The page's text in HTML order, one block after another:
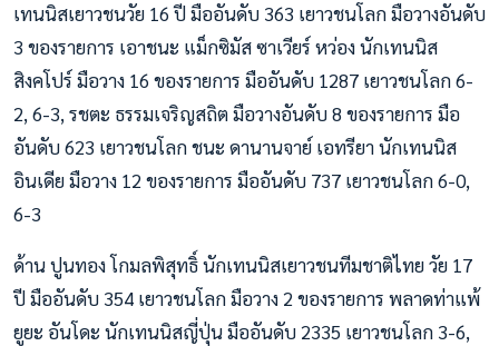
เทนนิสเยาวชนวัย 16 ปี มืออันดับ 363 เยาวชนโลก มือวางอันดับ
3 ของรายการ เอาชนะ แม็กซิมัส ซาเวียร์ หว่อง นักเทนนิส
สิงคโปร์ มือวาง 16 ของรายการ มืออันดับ 1287 เยาวชนโลก 6-
2, 6-3, รชตะ ธรรมเจริญสถิต มือวางอันดับ 8 ของรายการ มือ
อันดับ 623 เยาวชนโลก ชนะ ดานานจาย์ เอทรียา นักเทนนิส
อินเดีย มือวาง 12 ของรายการ มืออันดับ 737 เยาวชนโลก 6-0,
6-3
ด้าน ปูนทอง โกมลพิสุทธิ์ นักเทนนิสเยาวชนทีมชาติไทย วัย 17
ปี มืออันดับ 354 เยาวชนโลก มือวาง 2 ของรายการ พลาดท่าแพ้
ยูยะ อันโดะ นักเทนนิสญี่ปุ่น มืออันดับ 2335 เยาวชนโลก 3-6,